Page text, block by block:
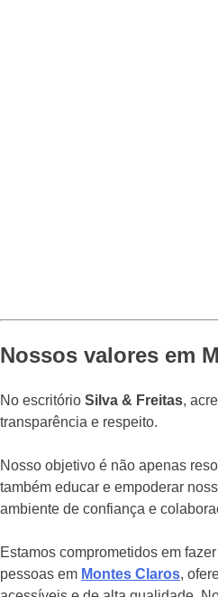
Nossos valores em
No escritório Silva & Freitas,
transparência e respeito.
Nosso objetivo é não apenas
também educar e empoderar
ambiente de confiança e
Estamos comprometidos em
pessoas em Montes Claros,